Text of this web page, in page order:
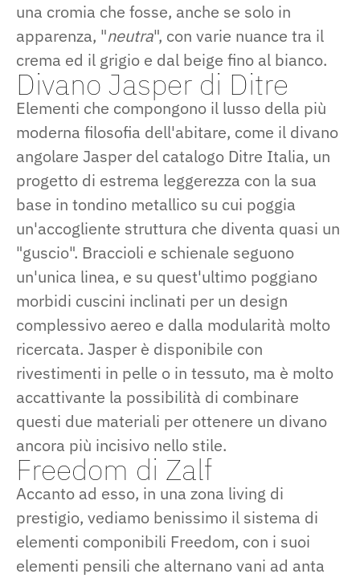
una cromia che fosse, anche se solo in
apparenza, "neutra", con varie nuance tra il
crema ed il grigio e dal beige fino al bianco.
Divano Jasper di Ditre
Elementi che compongono il lusso della più
moderna filosofia dell'abitare, come il divano
angolare Jasper del catalogo Ditre Italia, un
progetto di estrema leggerezza con la sua
base in tondino metallico su cui poggia
un'accogliente struttura che diventa quasi un
"guscio". Braccioli e schienale seguono
un'unica linea, e su quest'ultimo poggiano
morbidi cuscini inclinati per un design
complessivo aereo e dalla modularità molto
ricercata. Jasper è disponibile con
rivestimenti in pelle o in tessuto, ma è molto
accattivante la possibilità di combinare
questi due materiali per ottenere un divano
ancora più incisivo nello stile.
Freedom di Zalf
Accanto ad esso, in una zona living di
prestigio, vediamo benissimo il sistema di
elementi componibili Freedom, con i suoi
elementi pensili che alternano vani ad anta